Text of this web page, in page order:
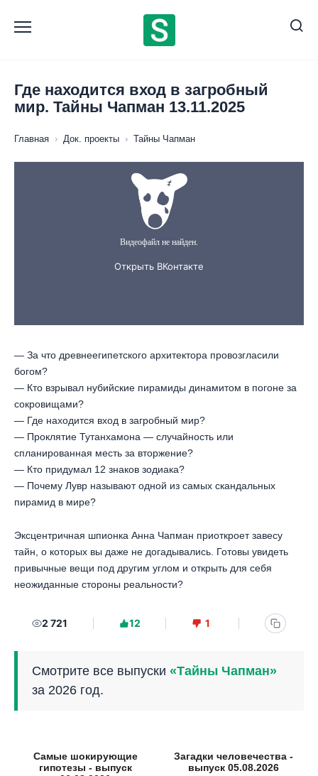
содержанию
Где находится вход в загробный
мир. Тайны Чапман 13.11.2025
Главная › Док. проекты › Тайны Чапман
— За что древнеегипетского архитектора провозгласили
богом?
— Кто взрывал нубийские пирамиды динамитом в погоне за
сокровищами?
— Где находится вход в загробный мир?
— Проклятие Тутанхамона — случайность или
спланированная месть за вторжение?
— Кто придумал 12 знаков зодиака?
— Почему Лувр называют одной из самых скандальных
пирамид в мире?
Эксцентричная шпионка Анна Чапман приоткроет завесу
тайн, о которых вы даже не догадывались. Готовы увидеть
привычные вещи под другим углом и открыть для себя
неожиданные стороны реальности?
2 721 12 1
Смотрите все выпуски «Тайны Чапман»
за 2026 год.
Самые шокирующие
гипотезы - выпуск
Загадки человечества -
выпуск 05.08.2026